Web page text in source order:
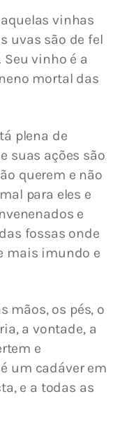
vinhas
uvas são de fel
vinho é a
mortal das
plena de
suas ações são
querem e não
para eles e
e
fossas onde
mais imundo e
mãos, os pés, o
a vontade, a
e
um cadáver em
e a todas as